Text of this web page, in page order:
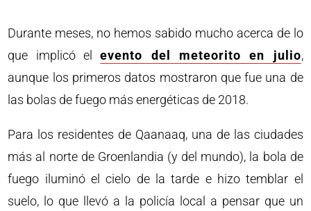
Durante meses, no hemos sabido mucho acerca de lo
que implicó elevento del meteorito en julio,
aunque los primeros datos mostraron que fue una de
las bolas de fuego más energéticas de 2018.
Para los residentes de Qaanaaq, una de las ciudades
más al norte de Groenlandia (y del mundo), la bola de
fuego iluminó el cielo de la tarde e hizo temblar el
suelo, lo que llevó a la policía local a pensar que un